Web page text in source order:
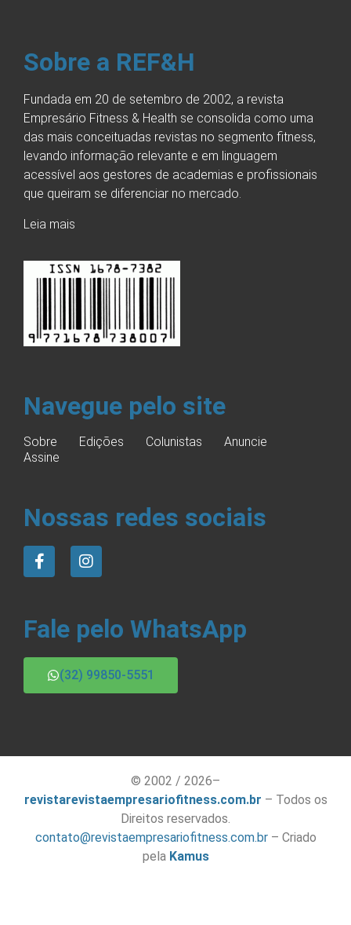
Sobre a REF&H
Fundada em 20 de setembro de 2002, a revista
Empresário Fitness & Health se consolida como uma
das mais conceituadas revistas no segmento fitness,
levando informação relevante e em linguagem
acessível aos gestores de academias e profissionais
que queiram se diferenciar no mercado.
Leia mais
Navegue pelo site
Sobre Edições Colunistas
Anuncie
Assine
Nossas redes sociais
Fale pelo WhatsApp
(32) 99850-5551
© 2002 / 2026–
revistarevistaempresariofitness.com.br – Todos os
Direitos reservados.
contato@revistaempresariofitness.com.br– Criado
pela Kamus